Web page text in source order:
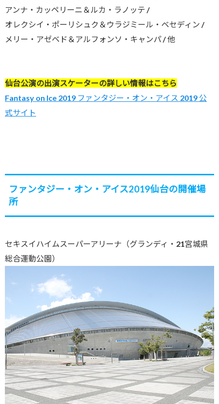
アンナ・カッペリーニ＆ルカ・ラノッテ /
オレクシイ・ポーリシュク＆ウラジミール・ベセディン /
メリー・アゼベド＆アルフォンソ・キャンパ / 他
仙台公演の出演スケーターの詳しい情報はこちら
Fantasy on Ice 2019 ファンタジー・オン・アイス 2019 公
式サイト
ファンタジー・オン・アイス2019仙台の開催場
所
セキスイハイムスーパーアリーナ（グランディ・21宮城県
総合運動公園）